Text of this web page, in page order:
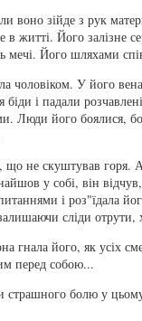
воно зійде з рук
в житті. Його залізне
мечі. Його шляхами
чоловіком. У його
біди і падали
Люди його боялися,
не скуштував горя.
у собі, він
і роз"їдала
сліди отрути,
гнала його, як усіх
перед собою...
страшного болю у